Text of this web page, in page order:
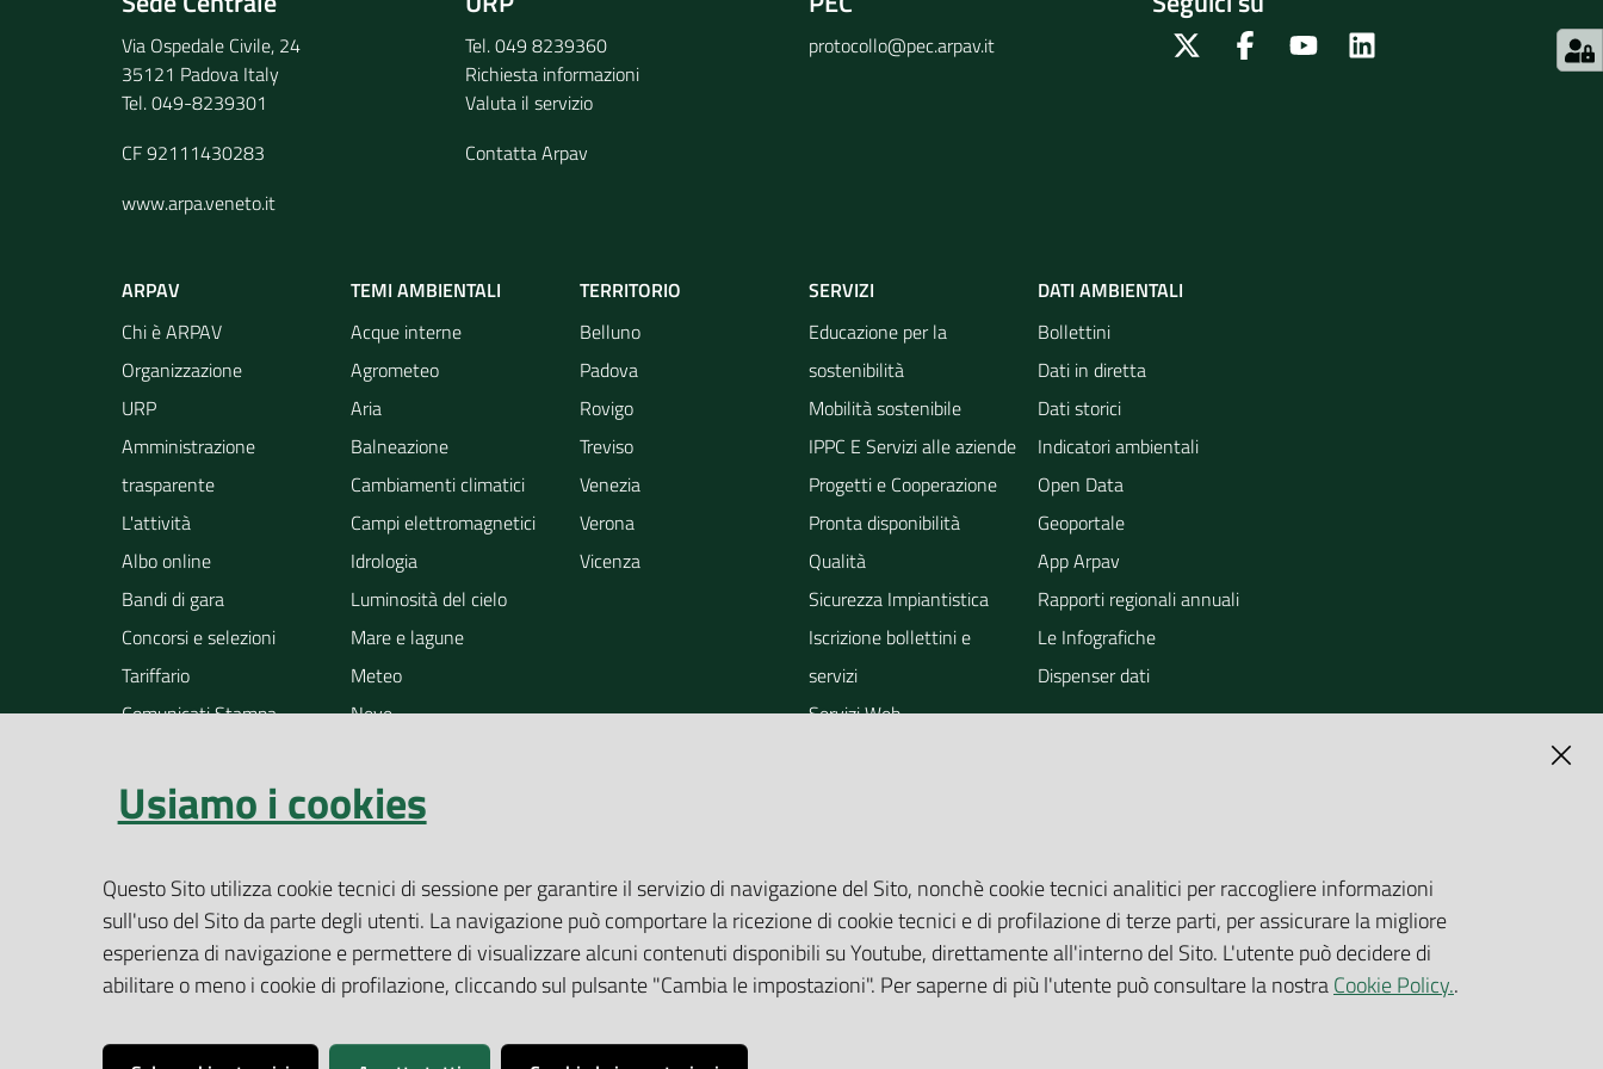
Via Ospedale Civile, 24
35121 Padova Italy
Tel. 049-8239301
CF 92111430283
www.arpa.veneto.it
Tel. 049 8239360
Richiesta informazioni
Valuta il servizio
Contatta Arpav
protocollo@pec.arpav.it Twitter FacebookYoutube
ARPAV
Chi è ARPAV
Organizzazione
URP
Amministrazione
trasparente
L'attività
Albo online
Bandi di gara
Concorsi e selezioni
Tariffario
Comunicati Stampa
TEMI AMBIENTALI
Acque interne
Agrometeo
Aria
Balneazione
Cambiamenti climatici
Campi elettromagnetici
Idrologia
Luminosità del cielo
Mare e lagune
Meteo
Neve
Pollini
Radioattività
Rumore
Siti contaminati
Suolo
TERRITORIO
Belluno
Padova
Rovigo
Treviso
Venezia
Verona
Vicenza
SERVIZI
Educazione per la
sostenibilità
Mobilità sostenibile
IPPC E Servizi alle aziende
Progetti e Cooperazione
Pronta disponibilità
Qualità
Sicurezza Impiantistica
Iscrizione bollettini e
servizi
Servizi Web
DATI AMBIENTALI
Bollettini
Dati in diretta
Dati storici
Indicatori ambientali
Open Data
Geoportale
App Arpav
Rapporti regionali annuali
Le Infografiche
Dispenser dati
Usiamo i cookies
Questo Sito utilizza cookie tecnici di sessione per garantire il servizio di navigazione del Sito, nonchè cookie tecnici analitici per raccogliere informazioni
sull'uso del Sito da parte degli utenti. La navigazione può comportare la ricezione di cookie tecnici e di profilazione di terze parti, per assicurare la migliore
esperienza di navigazione e permettere di visualizzare alcuni contenuti disponibili su Youtube, direttamente all'interno del Sito. L'utente può decidere di
abilitare o meno i cookie di profilazione, cliccando sul pulsante "Cambia le impostazioni". Per saperne di più l'utente può consultare la nostraCookie Policy..